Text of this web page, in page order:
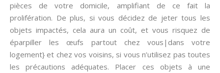
pièces de votre domicile, amplifiant de ce fait la
prolifération. De plus, si vous décidez de jeter tous les
objets impactés, cela aura un coût, et vous risquez de
éparpiller les œufs partout chez vous|dans votre
logement} et chez vos voisins, si vous n’utilisez pas toutes
les précautions adéquates. Placer ces objets à une